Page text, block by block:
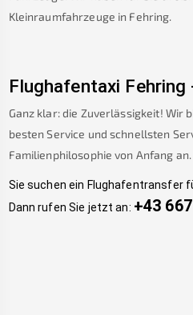
Kleinraumfahrzeuge in Fehring.
Flughafentaxi Fehring
Ganz klar: die Zuverlässigkeit! Wir
besten Service und schnellsten
Familienphilosophie von Anfang an.
Sie suchen ein Flughafentransfer
Dann rufen Sie jetzt an: +43